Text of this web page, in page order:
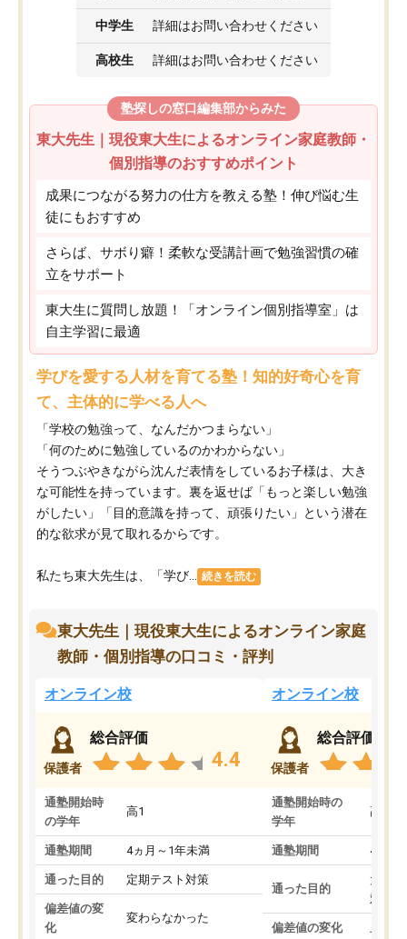
中学生 詳細はお問い合わせください
高校生 詳細はお問い合わせください
塾探しの窓口編集部からみた
東大先生｜現役東大生によるオンライン家庭教師・
個別指導のおすすめポイント
成果につながる努力の仕方を教える塾！伸び悩む生
徒にもおすすめ
さらば、サボり癖！柔軟な受講計画で勉強習慣の確
立をサポート
東大生に質問し放題！「オンライン個別指導室」は
自主学習に最適
学びを愛する人材を育てる塾！知的好奇心を育
て、主体的に学べる人へ
「学校の勉強って、なんだかつまらない」
「何のために勉強しているのかわからない」
そうつぶやきながら沈んだ表情をしているお子様は、大き
な可能性を持っています。裏を返せば「もっと楽しい勉強
がしたい」「目的意識を持って、頑張りたい」という潜在
的な欲求が見て取れるからです。
私たち東大先生は、「学び... 続きを読む
東大先生｜現役東大生によるオンライン家庭
教師・個別指導の口コミ・評判
オンライン校
保護者
総合評価
4.4
通塾開始時
の学年
高1
通塾期間 4ヵ月～1年未満
通った目的 定期テスト対策
偏差値の変
化
変わらなかった
オンライン校
保護者
総合評価
通塾開始時の
学年
高3
通塾期間 4ヵ月
通った目的
大学
対策
偏差値の変化